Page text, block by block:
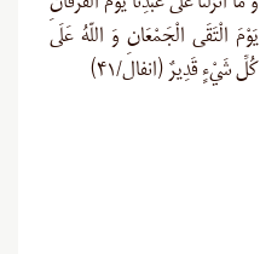
وَ مَا أَنزَلْنَا عَلَى عَبْدِنَا يَوْمَ الْفُرْقَانِ
يَوْمَ الْتَقَى الْجَمْعَانِ وَ اللّهُ عَلَى
كُلِّ شَيْءٍ قَدِيرٌ (انفال/۴۱)